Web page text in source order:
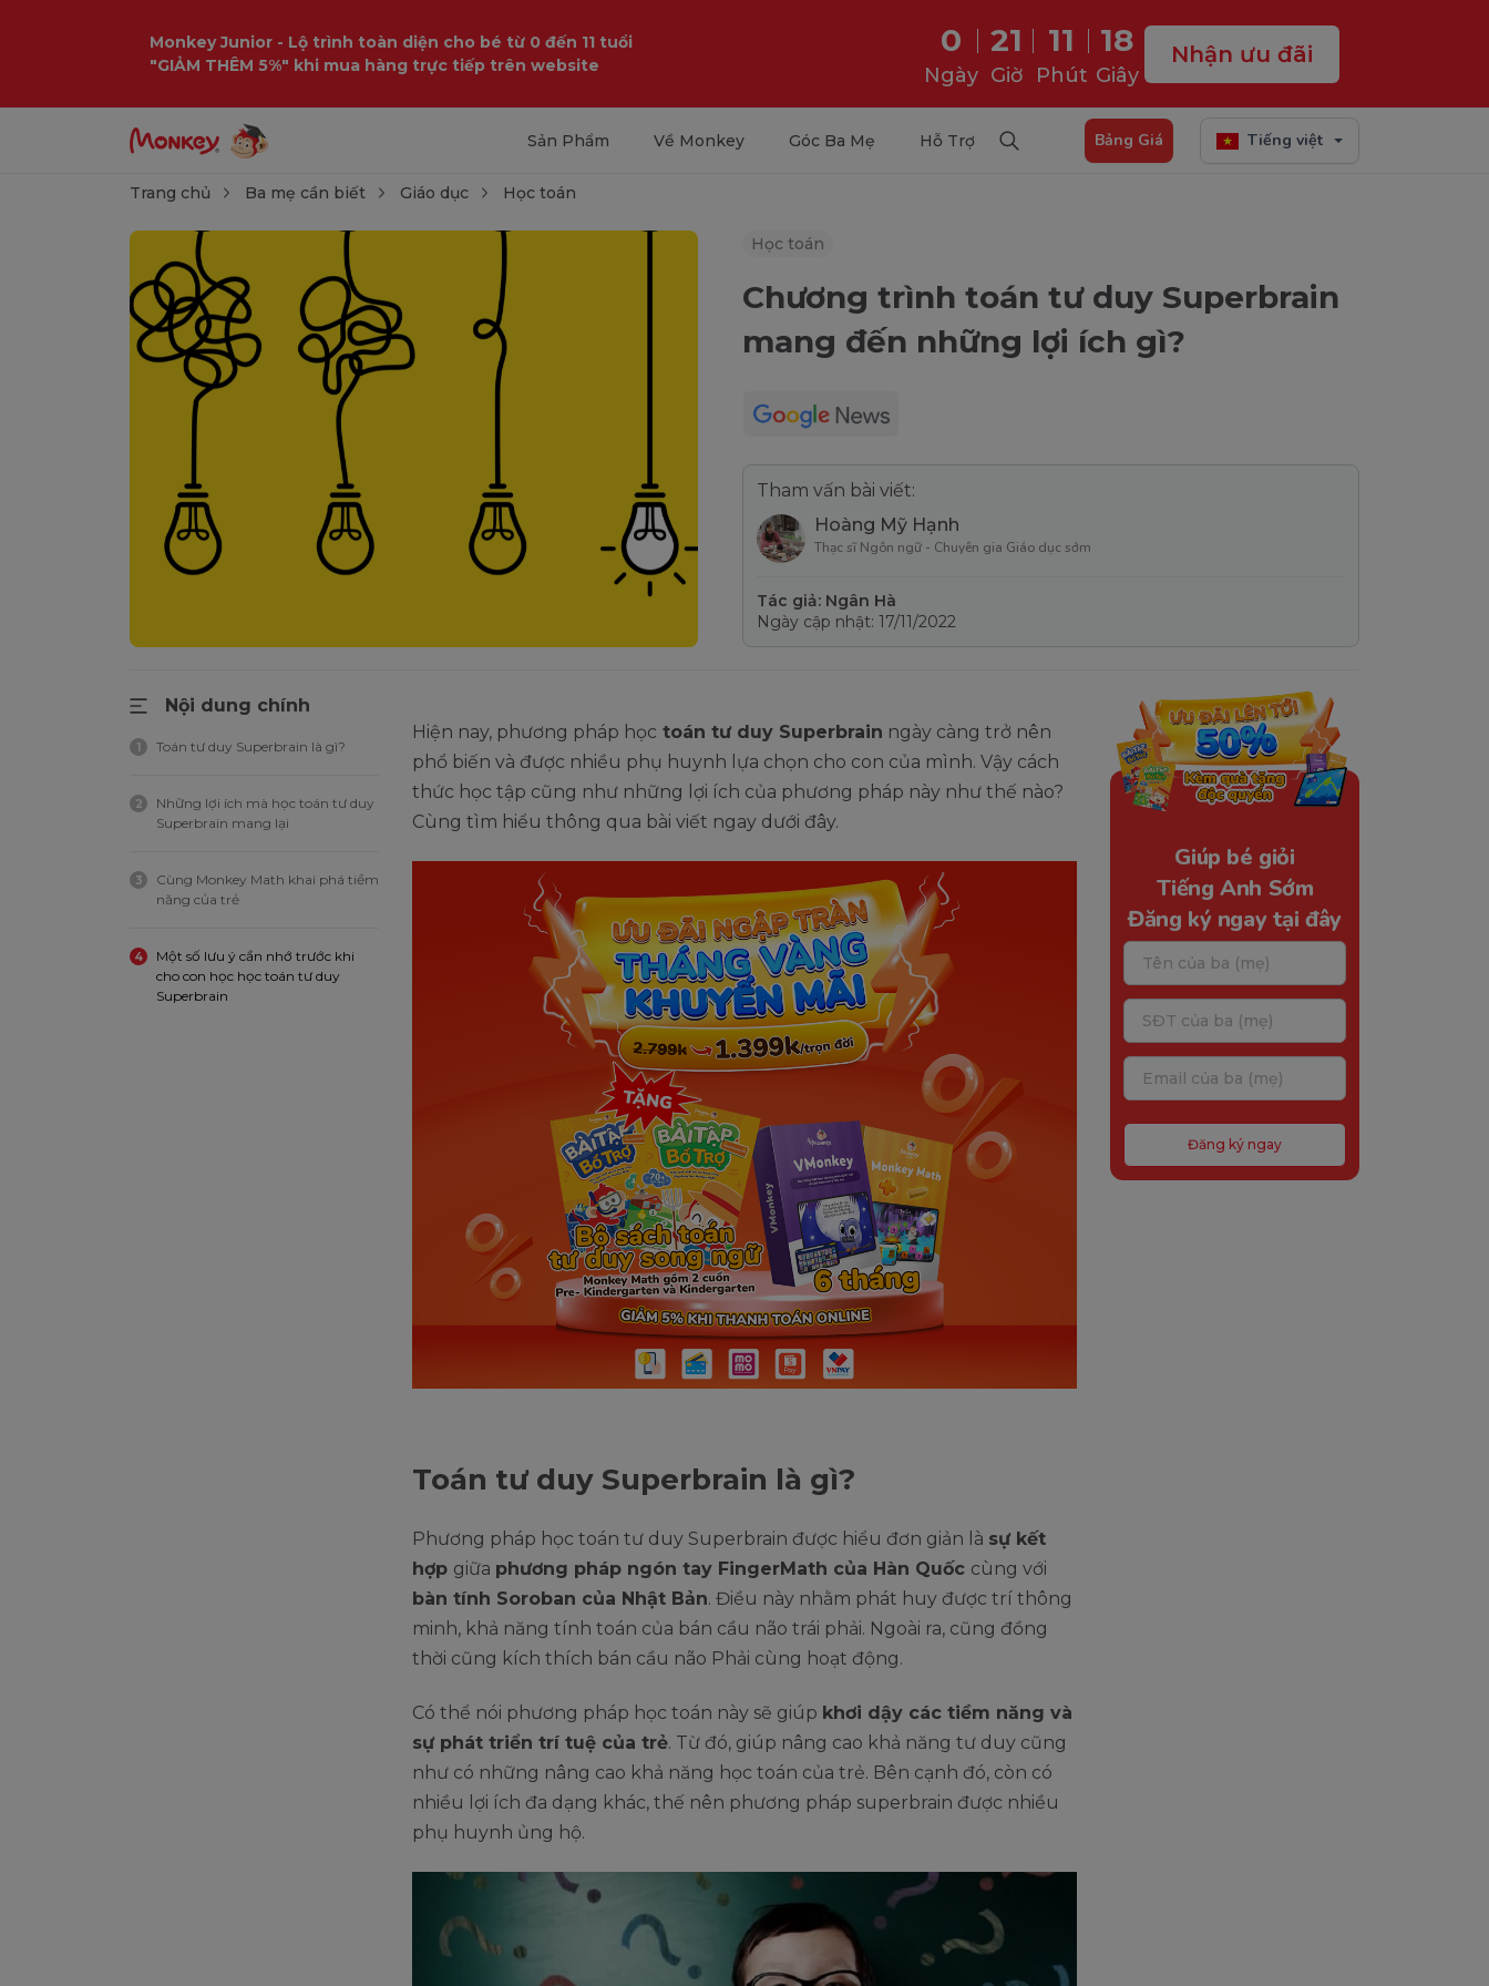
Monkey Junior - Lộ trình toàn diện cho bé từ 0 đến 11 tuổi
"GIẢM THÊM 5%" khi mua hàng trực tiếp trên website
0
Ngày
21
Giờ
11
Phút
17
Giây
Nhận ưu đãi
Sản Phẩm Về Monkey Góc Ba Mẹ Hỗ Trợ Bảng Giá Tiếng việt
Trang chủ Ba mẹ cần biết Giáo dục Học toán
Học toán
Chương trình toán tư duy Superbrain
mang đến những lợi ích gì?
Tham vấn bài viết:
Hoàng Mỹ Hạnh
Thạc sĩ Ngôn ngữ - Chuyên gia Giáo dục sớm
Tác giả: Ngân Hà
Ngày cập nhật: 17/11/2022
Nội dung chính
1 Toán tư duy Superbrain là gì?
2
Những lợi ích mà học toán tư duy
Superbrain mang lại
3
Cùng Monkey Math khai phá tiềm
năng của trẻ
4
Một số lưu ý cần nhớ trước khi
cho con học học toán tư duy
Superbrain
Hiện nay, phương pháp học toán tư duy Superbrain ngày càng trở nên
phổ biến và được nhiều phụ huynh lựa chọn cho con của mình. Vậy cách
thức học tập cũng như những lợi ích của phương pháp này như thế nào?
Cùng tìm hiểu thông qua bài viết ngay dưới đây.
Toán tư duy Superbrain là gì?
Phương pháp học toán tư duy Superbrain được hiểu đơn giản là sự kết
hợp giữa phương pháp ngón tay FingerMath của Hàn Quốc cùng với
bàn tính Soroban của Nhật Bản. Điều này nhằm phát huy được trí thông
minh, khả năng tính toán của bán cầu não trái phải. Ngoài ra, cũng đồng
thời cũng kích thích bán cầu não Phải cùng hoạt động.
Có thể nói phương pháp học toán này sẽ giúp khơi dậy các tiềm năng và
sự phát triển trí tuệ của trẻ. Từ đó, giúp nâng cao khả năng tư duy cũng
như có những nâng cao khả năng học toán của trẻ. Bên cạnh đó, còn có
nhiều lợi ích đa dạng khác, thế nên phương pháp superbrain được nhiều
phụ huynh ủng hộ.
Giúp bé giỏi
Tiếng Anh Sớm
Đăng ký ngay tại đây
Đăng ký ngay